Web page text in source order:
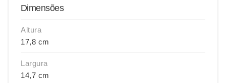
Dimensões
Altura
17,8 cm
Largura
14,7 cm